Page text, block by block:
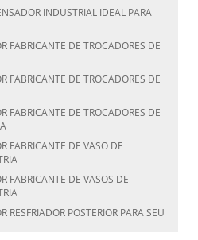
INDUSTRIAL IDEAL PARA
FABRICANTE DE TROCADORES DE
FABRICANTE DE TROCADORES DE
FABRICANTE DE TROCADORES DE
FABRICANTE DE VASO DE
FABRICANTE DE VASOS DE
RESFRIADOR POSTERIOR PARA SEU